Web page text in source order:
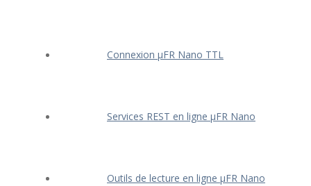
Connexion μFR Nano TTL
Services REST en ligne μFR Nano
Outils de lecture en ligne μFR Nano